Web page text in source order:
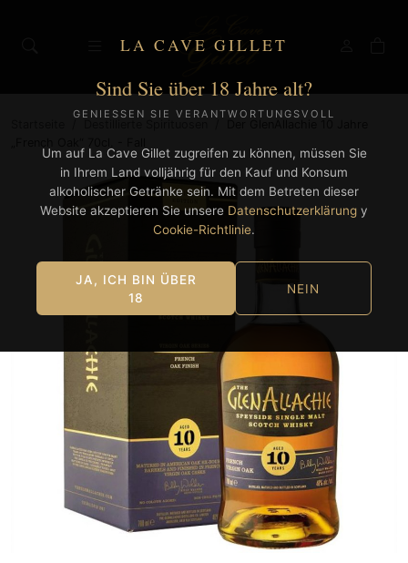
LA CAVE GILLET
Sind Sie über 18 Jahre alt?
GENIESSEN SIE VERANTWORTUNGSVOLL
Um auf La Cave Gillet zugreifen zu können, müssen Sie
in Ihrem Land volljährig für den Kauf und Konsum
alkoholischer Getränke sein. Mit dem Betreten dieser
Website akzeptieren Sie unsere Datenschutzerklärung y
Cookie-Richtlinie.
JA, ICH BIN ÜBER
18
NEIN